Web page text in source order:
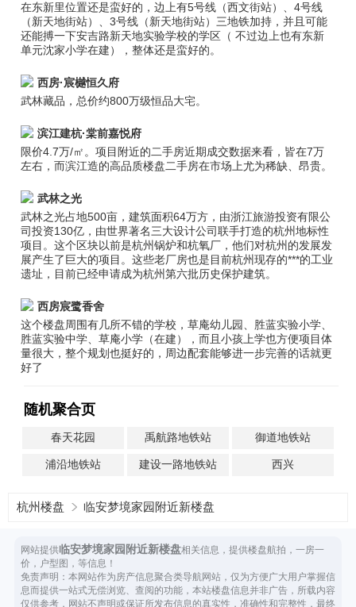
在东新里位置还是蛮好的，边上有5号线（西文街站）、4号线
（新天地街站）、3号线（新天地街站）三地铁加持，并且可能
还能搏一下安吉路新天地实验学校的学区（ 不过边上也有东新
单元沈家小学在建），整体还是蛮好的。
西房·宸樾恒久府
武林藏品，总价约800万级恒品大宅。
滨江建杭·棠前嘉悦府
限价4.7万/㎡。项目附近的二手房近期成交数据来看，皆在7万
左右，而滨江造的高品质楼盘二手房在市场上尤为稀缺、昂贵。
武林之光
武林之光占地500亩，建筑面积64万方，由浙江旅游投资有限公
司投资130亿，由世界著名三大设计公司联手打造的杭州地标性
项目。这个区块以前是杭州锅炉和杭氧厂，他们对杭州的发展发
展产生了巨大的项目。这些老厂房也是目前杭州现存的***的工业
遗址，目前已经申请成为杭州第六批历史保护建筑。
西房宸鹭香舍
这个楼盘周围有几所不错的学校，草庵幼儿园、胜蓝实验小学、
胜蓝实验中学、草庵小学（在建），而且小孩上学也方便项目体
量很大，整个规划也挺好的，周边配套能够进一步完善的话就更
好了
随机聚合页
春天花园 禹航路地铁站 御道地铁站
浦沿地铁站 建设一路地铁站 西兴
杭州楼盘 临安梦境家园附近新楼盘
网站提供临安梦境家园附近新楼盘相关信息，提供楼盘航拍，一房一
价，户型图，等信息！
免责声明：本网站作为房产信息聚合类导航网站，仅为方便广大用户掌握信
息而提供一站式无偿浏览、查阅的功能，本站楼盘信息并非广告，所载内容
仅供参考，网站不声明或保证所发布信息的真实性，准确性和完整性，最终